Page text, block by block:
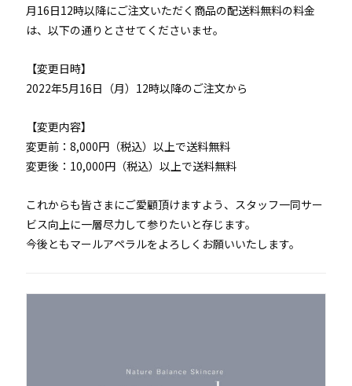
月16日12時以降にご注文いただく商品の配送料無料の料金
は、以下の通りとさせてくださいませ。
【変更日時】
2022年5月16日（月）12時以降のご注文から
【変更内容】
変更前：8,000円（税込）以上で送料無料
変更後：10,000円（税込）以上で送料無料
これからも皆さまにご愛顧頂けますよう、スタッフ一同サー
ビス向上に一層尽力して参りたいと存じます。
今後ともマールアペラルをよろしくお願いいたします。